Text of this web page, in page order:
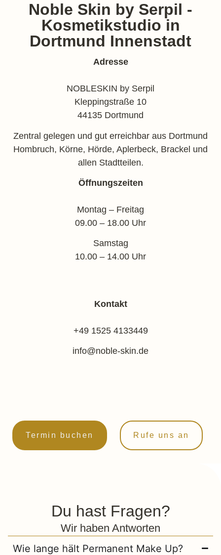
Noble Skin by Serpil -
Kosmetikstudio in
Dortmund Innenstadt
Adresse
NOBLESKIN by Serpil
Kleppingstraße 10
44135 Dortmund
Zentral gelegen und gut erreichbar aus Dortmund
Hombruch, Körne, Hörde, Aplerbeck, Brackel und
allen Stadtteilen.
Öffnungszeiten
Montag – Freitag
09.00 – 18.00 Uhr
Samstag
10.00 – 14.00 Uhr
Kontakt
+49 1525 4133449
info@noble-skin.de
Termin buchen Rufe uns an
Du hast Fragen?
Wir haben Antworten
Wie lange hält Permanent Make Up?